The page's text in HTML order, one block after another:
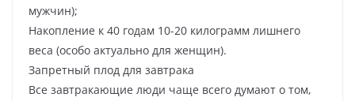
мужчин);
Накопление к 40 годам 10-20 килограмм лишнего
веса (особо актуально для женщин).
Запретный плод для завтрака
Все завтракающие люди чаще всего думают о том,